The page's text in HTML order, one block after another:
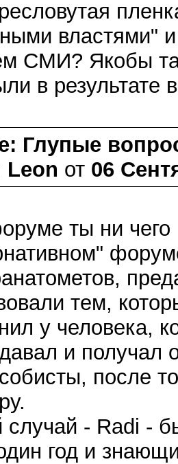
властями" и
СМИ? Якобы
в результате
Глупые
Leon от 06
ты ни
тем,
у человека,
и получал
после
случай - Radi -
год и